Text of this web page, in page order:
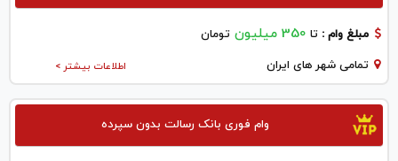
مبلغ وام : تا 350 میلیون تومان
اطلاعات بیشتر > تمامی شهر های ایران
وام فوری بانک رسالت بدون سپرده